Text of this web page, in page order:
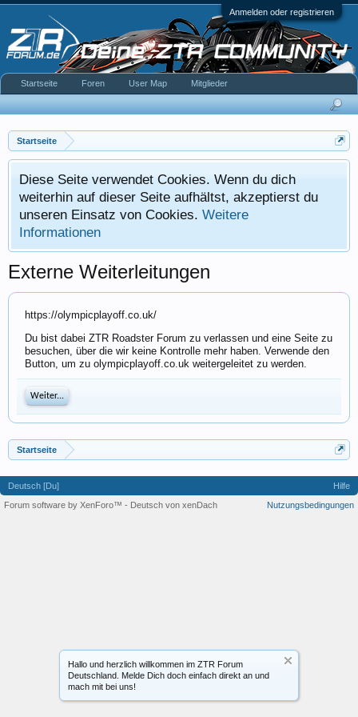
Anmelden oder registrieren
Startseite
Diese Seite verwendet Cookies. Wenn du dich
weiterhin auf dieser Seite aufhältst, akzeptierst du
unseren Einsatz von Cookies. Weitere
Informationen
Hallo und herzlich willkommen im ZTR Forum
Deutschland. Melde Dich doch einfach direkt an und
mach mit bei uns!
Externe Weiterleitungen
https://olympicplayoff.co.uk/
Du bist dabei ZTR Roadster Forum zu verlassen und eine Seite zu
besuchen, über die wir keine Kontrolle mehr haben. Verwende den
Button, um zu olympicplayoff.co.uk weitergeleitet zu werden.
Weiter...
Startseite
Startseite Foren User Map Mitglieder
Deutsch [Du]
Hilfe
Nutzungsbedingungen
Forum software by XenForo™ - Deutsch von xenDach